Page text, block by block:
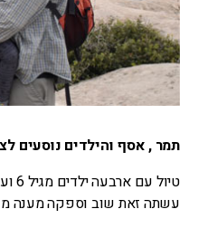
תמר , אסף והילדים נוסעים
עשתה זאת שוב וספקה מענה